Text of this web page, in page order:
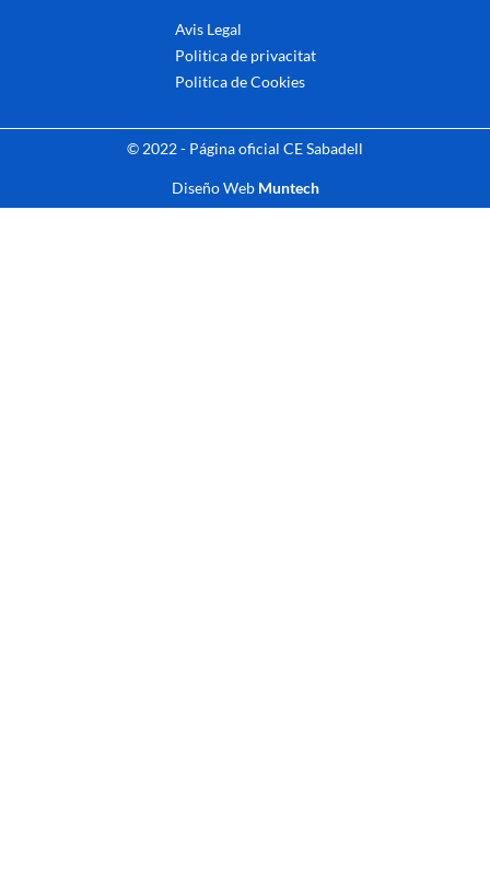
Avis Legal
Politica de privacitat
Politica de Cookies
© 2022 - Página oficial CE Sabadell
Diseño Web Muntech